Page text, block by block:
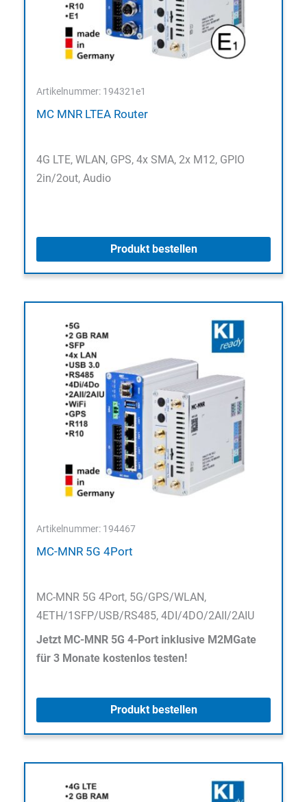
Artikelnummer: 194321e1
MC MNR LTEA Router
4G LTE, WLAN, GPS, 4x SMA, 2x M12, GPIO
2in/2out, Audio
Produkt bestellen
Artikelnummer: 194467
MC-MNR 5G 4Port
MC-MNR 5G 4Port, 5G/GPS/WLAN,
4ETH/1SFP/USB/RS485, 4DI/4DO/2AII/2AIU
Jetzt MC-MNR 5G 4-Port inklusive M2MGate
für 3 Monate kostenlos testen!
Produkt bestellen